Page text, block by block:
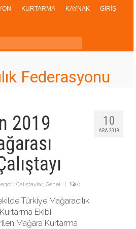
KURTARMA KAYNAK GİRİŞ
Federasyonu
10
ARA 2019
2019
Çalıştaylar, Genel 0
Türkiye Mağaracılık
Ekibi
Mağara Kurtarma